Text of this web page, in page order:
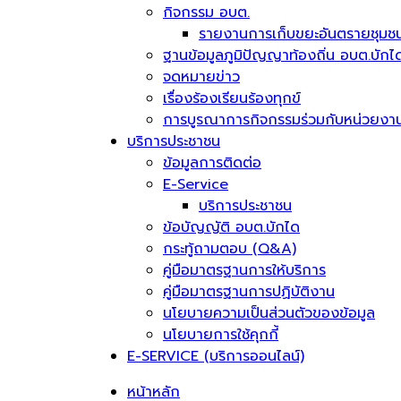
กิจกรรม อบต.
รายงานการเก็บขยะอันตรายชุมช
ฐานข้อมูลภูมิปัญญาท้องถิ่น อบต.บักไ
จดหมายข่าว
เรื่องร้องเรียนร้องทุกข์
การบูรณาการกิจกรรมร่วมกับหน่วยงา
บริการประชาชน
ข้อมูลการติดต่อ
E-Service
บริการประชาชน
ข้อบัญญัติ อบต.บักได
กระทู้ถามตอบ (Q&A)
คู่มือมาตรฐานการให้บริการ
คู่มือมาตรฐานการปฏิบัติงาน
นโยบายความเป็นส่วนตัวของข้อมูล
นโยบายการใช้คุกกี้
E-SERVICE (บริการออนไลน์)
หน้าหลัก